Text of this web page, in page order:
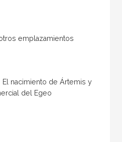
emplazamientos
El nacimiento de Ártemis y
del Egeo